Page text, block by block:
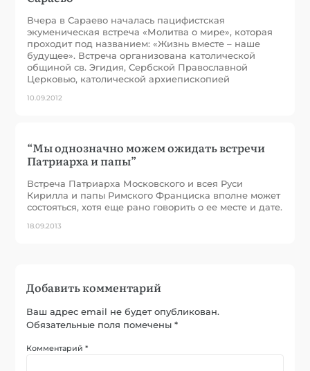
Вчера в Сараево началась пацифистская
экуменическая встреча «Молитва о мире», которая
проходит под названием: «Жизнь вместе – наше
будущее». Встреча организована католической
общиной св. Эгидия, Сербской Православной
Церковью, католической архиепископией
10.09.2012
“Мы однозначно можем ожидать встречи
Патриарха и папы”
Встреча Патриарха Московского и всея Руси
Кирилла и папы Римского Франциска вполне может
состояться, хотя еще рано говорить о ее месте и дате.
18.09.2013
Добавить комментарий
Ваш адрес email не будет опубликован.
Обязательные поля помечены*
Комментарий*